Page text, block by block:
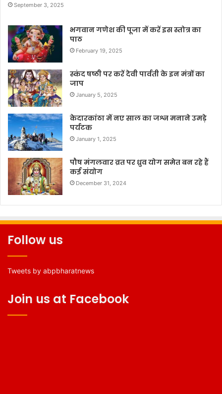
September 3, 2025
भगवान गणेश की पूजा में करें इस स्तोत्र का
पाठ
February 19, 2025
स्कंद षष्ठी पर करें देवी पार्वती के इन मंत्रों का
जाप
January 5, 2025
केदारकांठा में नए साल का जश्न मनाने उमड़े
पर्यटक
January 1, 2025
पौष मंगलवार व्रत पर ध्रुव योग समेत बन रहे हैं
कई संयोग
December 31, 2024
Follow us
Tweets by abpbharatnews
Join us at Facebook